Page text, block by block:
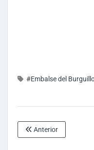
#Embalse del
Anterior